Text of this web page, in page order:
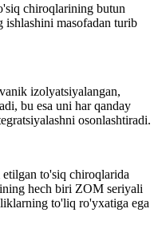
chiroqlarining butun
ishlashini masofadan turib
izolyatsiyalangan,
bu esa uni har qanday
osonlashtiradi.
to'siq chiroqlarida
hech biri ZOM seriyali
to'liq ro'yxatiga ega